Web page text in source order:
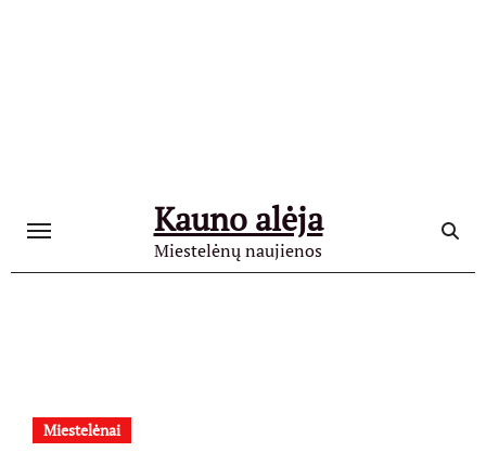
Kauno alėja
Miestelėnų naujienos
Miestelėnai